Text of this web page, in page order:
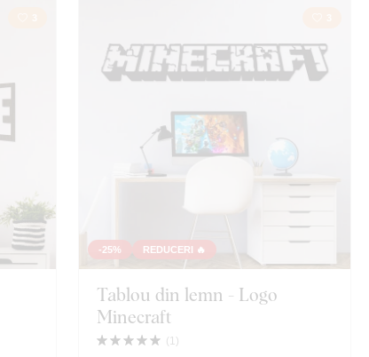
-25% REDUCERI 🔥
Tablou din lemn - Logo
Minecraft
(1)